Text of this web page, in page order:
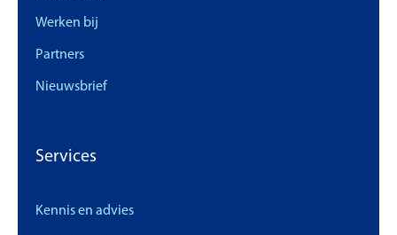
Werken bij
Partners
Nieuwsbrief
Services
Kennis en advies